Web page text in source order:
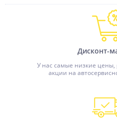
Дисконт-
У нас самые низкие цены,
акции на